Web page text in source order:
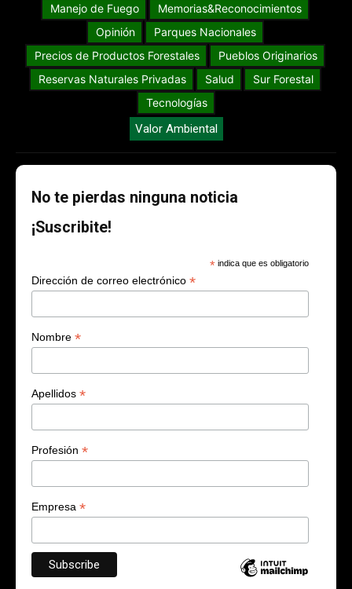
Manejo de Fuego
Memorias&Reconocimientos
Opinión
Parques Nacionales
Precios de Productos Forestales
Pueblos Originarios
Reservas Naturales Privadas
Salud
Sur Forestal
Tecnologías
Valor Ambiental
No te pierdas ninguna noticia
¡Suscribite!
* indica que es obligatorio
Dirección de correo electrónico *
Nombre *
Apellidos *
Profesión *
Empresa *